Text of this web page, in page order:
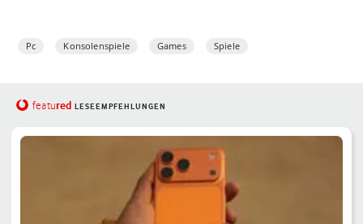
Pc Konsolenspiele Games Spiele
featured LESEEMPFEHLUNGEN